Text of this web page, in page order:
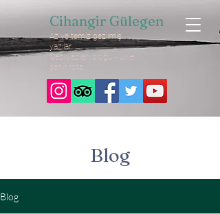
Cihangir Gülegen
Az ve temiz gezilmiş
yazılar
Gezi yazıları bloğu - ülke
şehir rota
Blog
Blog